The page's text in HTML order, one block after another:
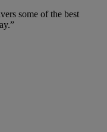
some of the best